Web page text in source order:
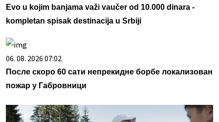
Evo u kojim banjama važi vaučer od 10.000 dinara -
kompletan spisak destinacija u Srbiji
06. 08. 2026 07:02
После скоро 60 сати непрекидне борбе локализован
пожар у Габровници